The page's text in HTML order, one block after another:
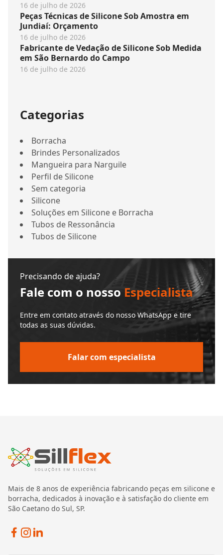
16 de julho de 2026
Peças Técnicas de Silicone Sob Amostra em
Jundiaí: Orçamento
16 de julho de 2026
Fabricante de Vedação de Silicone Sob Medida
em São Bernardo do Campo
16 de julho de 2026
Categorias
Borracha
Brindes Personalizados
Mangueira para Narguile
Perfil de Silicone
Sem categoria
Silicone
Soluções em Silicone e Borracha
Tubos de Ressonância
Tubos de Silicone
Precisando de ajuda?
Fale com o nosso Especialista
Entre em contato através do nosso WhatsApp e tire
todas as suas dúvidas.
Falar com especialista
Mais de 8 anos de experiência fabricando peças em silicone e
borracha, dedicados à inovação e à satisfação do cliente em
São Caetano do Sul, SP.
Facebook
Instagram